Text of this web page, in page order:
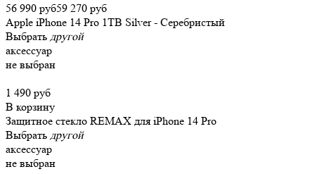
56 990 руб59 270 руб
Apple iPhone 14 Pro 1TB Silver - Серебристый
Выбрать другой
аксессуар
не выбран
1 490 руб
В корзину
Защитное стекло REMAX для iPhone 14 Pro
Выбрать другой
аксессуар
не выбран